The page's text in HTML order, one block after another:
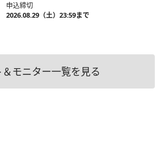
申込締切
2026.08.29（土）23:59まで
モニター一覧を見る